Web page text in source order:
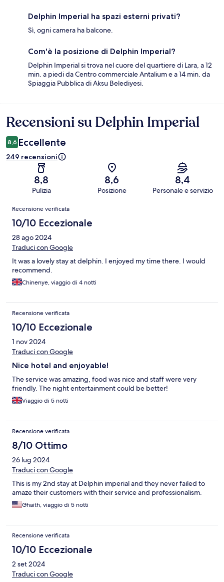
Delphin Imperial ha spazi esterni privati?
Sì, ogni camera ha balcone.
Com'è la posizione di Delphin Imperial?
Delphin Imperial si trova nel cuore del quartiere di Lara, a 12
min. a piedi da Centro commerciale Antalium e a 14 min. da
Spiaggia Pubblica di Aksu Belediyesi.
Recensioni
Recensioni su Delphin Imperial
8,6 Eccellente
249 recensioni
8,8
Pulizia
8,6
Posizione
8,4
Personale e servizio
Recensioni
Recensione verificata
10/10 Eccezionale
28 ago 2024
Traduci con Google
It was a lovely stay at delphin. I enjoyed my time there. I would
recommend.
Chinenye, viaggio di 4 notti
Recensione verificata
10/10 Eccezionale
1 nov 2024
Traduci con Google
Nice hotel and enjoyable!
The service was amazing, food was nice and staff were very
friendly. The night entertainment could be better!
Viaggio di 5 notti
Recensione verificata
8/10 Ottimo
26 lug 2024
Traduci con Google
This is my 2nd stay at Delphin imperial and they never failed to
amaze their customers with their service and professionalism.
Ghaith, viaggio di 5 notti
Recensione verificata
10/10 Eccezionale
2 set 2024
Traduci con Google